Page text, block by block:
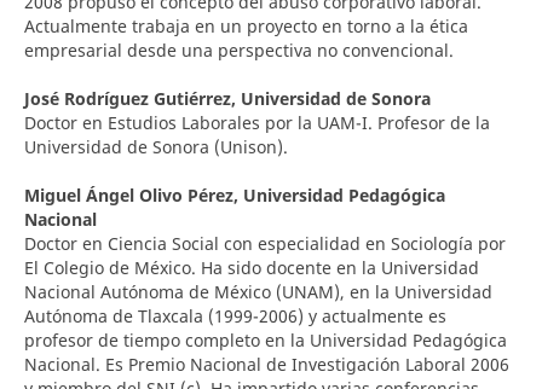
Actualmente trabaja en un proyecto en torno a la ética
empresarial desde una perspectiva no convencional.
José Rodríguez Gutiérrez, Universidad de Sonora
Doctor en Estudios Laborales por la UAM-I. Profesor de la
Universidad de Sonora (Unison).
Miguel Ángel Olivo Pérez, Universidad Pedagógica
Nacional
Doctor en Ciencia Social con especialidad en Sociología por
El Colegio de México. Ha sido docente en la Universidad
Nacional Autónoma de México (UNAM), en la Universidad
Autónoma de Tlaxcala (1999-2006) y actualmente es
profesor de tiempo completo en la Universidad Pedagógica
Nacional. Es Premio Nacional de Investigación Laboral 2006